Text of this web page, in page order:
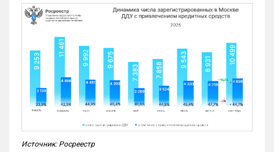
Источник: Росреестр